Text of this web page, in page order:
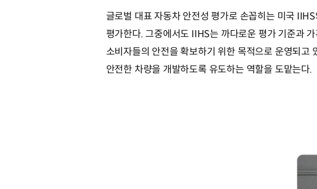
글로벌 대표 자동차 안전성 평가로 손꼽히는 미국
평가한다. 그중에서도 IIHS는 까다로운 평가 기준과
소비자들의 안전을 확보하기 위한 목적으로 운영되고
안전한 차량을 개발하도록 유도하는 역할을 도맡는다.